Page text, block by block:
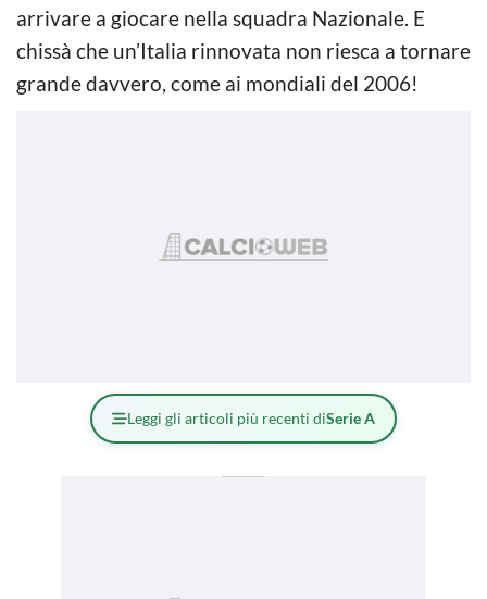
arrivare a giocare nella squadra Nazionale. E
chissà che un’Italia rinnovata non riesca a tornare
grande davvero, come ai mondiali del 2006!
Leggi gli articoli più recenti diSerie A